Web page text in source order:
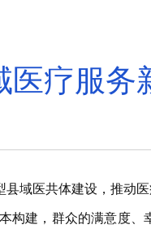
医疗服务
域医共体建设，推动
建，群众的满意度